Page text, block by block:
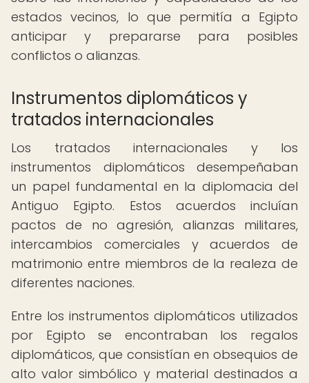
estados vecinos, lo que permitía a Egipto
anticipar y prepararse para posibles
conflictos o alianzas.
Instrumentos diplomáticos y
tratados internacionales
Los tratados internacionales y los
instrumentos diplomáticos desempeñaban
un papel fundamental en la diplomacia del
Antiguo Egipto. Estos acuerdos incluían
pactos de no agresión, alianzas militares,
intercambios comerciales y acuerdos de
matrimonio entre miembros de la realeza de
diferentes naciones.
Entre los instrumentos diplomáticos utilizados
por Egipto se encontraban los regalos
diplomáticos, que consistían en obsequios de
alto valor simbólico y material destinados a